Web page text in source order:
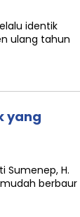
identik
ulang tahun
yang
Sumenep, H.
berbaur